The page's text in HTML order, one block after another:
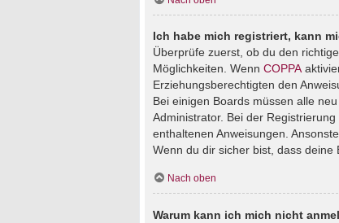
Ich habe mich registriert, kann
Überprüfe zuerst, ob du den
Möglichkeiten. Wenn COPPA
Erziehungsberechtigten den
Bei einigen Boards müssen alle
Administrator. Bei der
enthaltenen Anweisungen.
Wenn du dir sicher bist, dass deine
Nach oben
Warum kann ich mich nicht